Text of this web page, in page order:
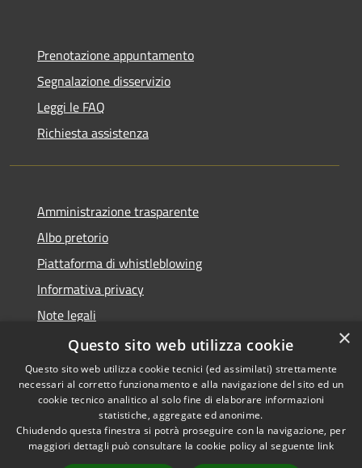
Prenotazione appuntamento
Segnalazione disservizio
Leggi le FAQ
Richiesta assistenza
Amministrazione trasparente
Albo pretorio
Piattaforma di whistleblowing
Informativa privacy
Note legali
Dichiarazione di accessibilità
RSS
Accessibilità
© 2022 • Comune di Santa
Margherita Ligure •
Powered by
×
Questo sito web utilizza cookie
Questo sito web utilizza cookie tecnici (ed assimilati) strettamente
necessari al corretto funzionamento e alla navigazione del sito ed un
cookie tecnico analitico al solo fine di elaborare informazioni
statistiche, aggregate ed anonime.
Chiudendo questa finestra si potrà proseguire con la navigazione, per
maggiori dettagli può consultare la cookie policy al seguente link